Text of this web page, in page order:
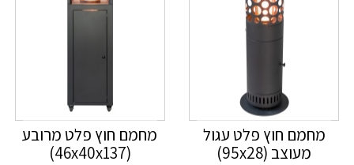
מחמם חוץ פלט עגול
מעוצב (95x28)
מחמם חוץ פלט מרובע
(46x40x137)